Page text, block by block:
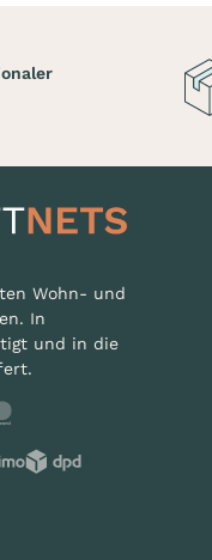
Wohn- und
In
und in die